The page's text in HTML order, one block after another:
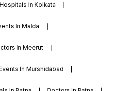
Hospitals In Kolkata
In Malda
In Meerut
In Murshidabad